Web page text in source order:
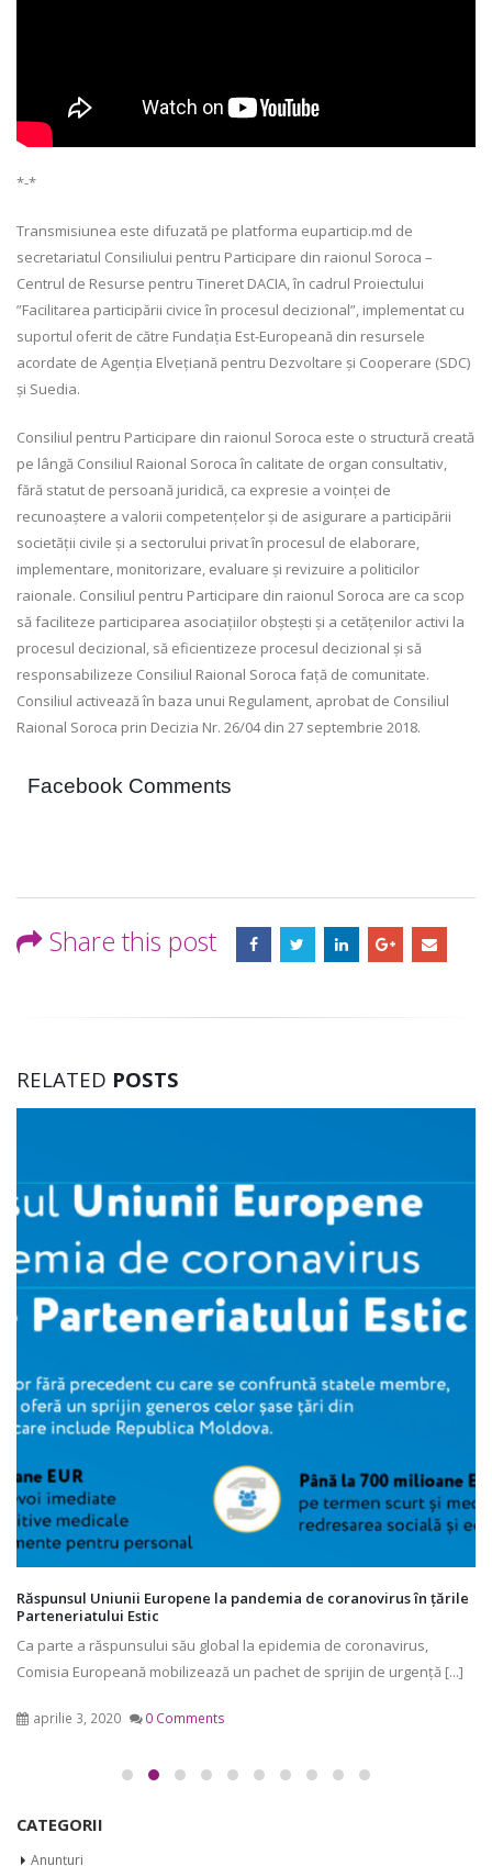
*-*
Transmisiunea este difuzată pe platforma euparticip.md de
secretariatul Consiliului pentru Participare din raionul Soroca –
Centrul de Resurse pentru Tineret DACIA, în cadrul Proiectului
”Facilitarea participării civice în procesul decizional”, implementat cu
suportul oferit de către Fundația Est-Europeană din resursele
acordate de Agenția Elvețiană pentru Dezvoltare și Cooperare (SDC)
și Suedia.
Consiliul pentru Participare din raionul Soroca este o structură creată
pe lângă Consiliul Raional Soroca în calitate de organ consultativ,
fără statut de persoană juridică, ca expresie a voinței de
recunoaștere a valorii competențelor și de asigurare a participării
societății civile și a sectorului privat în procesul de elaborare,
implementare, monitorizare, evaluare și revizuire a politicilor
raionale. Consiliul pentru Participare din raionul Soroca are ca scop
să faciliteze participarea asociațiilor obștești și a cetățenilor activi la
procesul decizional, să eficientizeze procesul decizional și să
responsabilizeze Consiliul Raional Soroca față de comunitate.
Consiliul activează în baza unui Regulament, aprobat de Consiliul
Raional Soroca prin Decizia Nr. 26/04 din 27 septembrie 2018.
Facebook Comments
Share this post
RELATED POSTS
Răspunsul Uniunii Europene la pandemia de coranovirus în țările
Parteneriatului Estic
Ca parte a răspunsului său global la epidemia de coronavirus,
Comisia Europeană mobilizează un pachet de sprijin de urgență [...]
aprilie 3, 2020 0 Comments
CATEGORII
Anunțuri